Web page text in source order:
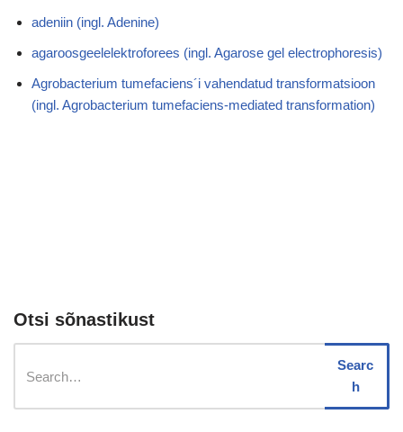
adeniin (ingl. Adenine)
agaroosgeelelektroforees (ingl. Agarose gel electrophoresis)
Agrobacterium tumefaciens´i vahendatud transformatsioon
(ingl. Agrobacterium tumefaciens-mediated transformation)
Otsi sõnastikust
Searc
h